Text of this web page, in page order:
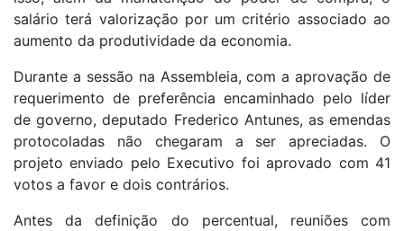
salário terá valorização por um critério associado ao
aumento da produtividade da economia.
Durante a sessão na Assembleia, com a aprovação de
requerimento de preferência encaminhado pelo líder
de governo, deputado Frederico Antunes, as emendas
protocoladas não chegaram a ser apreciadas. O
projeto enviado pelo Executivo foi aprovado com 41
votos a favor e dois contrários.
Antes da definição do percentual, reuniões com